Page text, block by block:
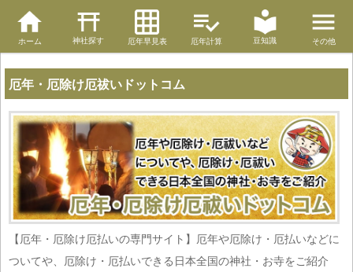
ホーム 神社探す 厄年早見表 厄年計算 豆知識 その他
厄年・厄除け厄祓いドットコム
【厄年・厄除け厄払いの専門サイト】厄年や厄除け・厄払いなどに
ついてや、厄除け・厄払いできる日本全国の神社・お寺をご紹介